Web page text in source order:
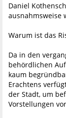
Daniel
ausnahmsweise
Warum ist das
Da in den
behördlichen
kaum
Erachtens
der Stadt, um
Vorstellungen